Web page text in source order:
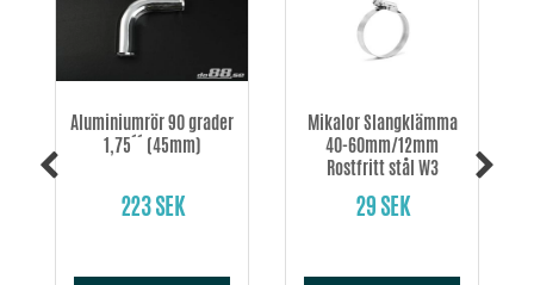
Aluminiumrör 90 grader
1,75´´ (45mm)
223 SEK
Mikalor Slangklämma
40-60mm/12mm
Rostfritt stål W3
29 SEK